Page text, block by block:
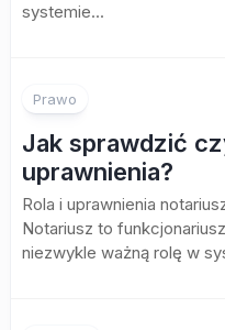
systemie...
Prawo
Jak sprawdzić
uprawnienia?
Rola i uprawnienia
Notariusz to
niezwykle ważną rolę w